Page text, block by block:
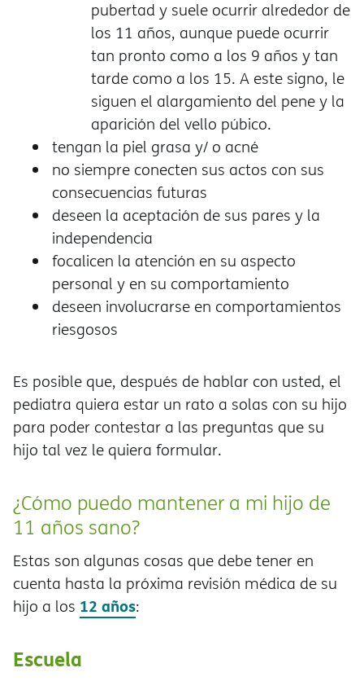
pubertad y suele ocurrir alrededor de
los 11 años, aunque puede ocurrir
tan pronto como a los 9 años y tan
tarde como a los 15. A este signo, le
siguen el alargamiento del pene y la
aparición del vello púbico.
tengan la piel grasa y/ o acné
no siempre conecten sus actos con sus
consecuencias futuras
deseen la aceptación de sus pares y la
independencia
focalicen la atención en su aspecto
personal y en su comportamiento
deseen involucrarse en comportamientos
riesgosos
Es posible que, después de hablar con usted, el
pediatra quiera estar un rato a solas con su hijo
para poder contestar a las preguntas que su
hijo tal vez le quiera formular.
¿Cómo puedo mantener a mi hijo de
11 años sano?
Estas son algunas cosas que debe tener en
cuenta hasta la próxima revisión médica de su
hijo a los 12 años:
Escuela